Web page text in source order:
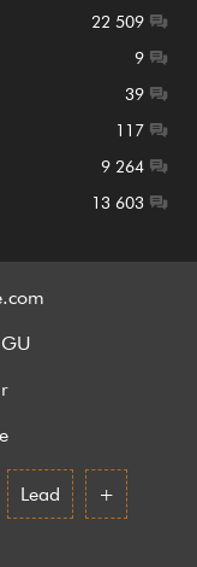
22 509
9
39
117
9 264
13 603
Lead +